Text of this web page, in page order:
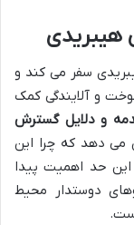
هیبریدی
سفر می کند و
و آلایندگی کمک
و دلایل گسترش
دهد که چرا این
حد اهمیت پیدا
دوستدار محیط